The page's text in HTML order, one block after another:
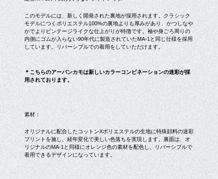
このモデルには、新しく開発された裏地が採用されます。クラシック
モデルにつくポリエステル100%の裏地よりも厚みがあり、かつしなや
かでよりビンテージライクな仕上がりが特徴です。袖や身ごろ周りの
内側にゴムが入らない90年代に製造されていたMA-1と同じ仕様を採用
しています。リバーシブルでの着用をしていただけます。
＊こちらのアーバンカモは新しいカラーコンビネーションの迷彩が採
用されております。
素材：
オリジナルに配合したコットンXポリエステルの生地に特殊顔料の迷彩
プリントを施し、経年変化で美しい色落ちを実現します。裏面は、オ
リジナルのMA-1と同様にオレンジ色の素材を配色し、リバーシブルで
着用できるデザインになっています。